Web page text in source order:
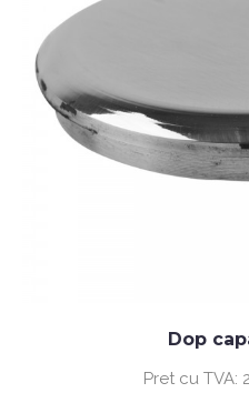
Dop
Pret cu TVA: